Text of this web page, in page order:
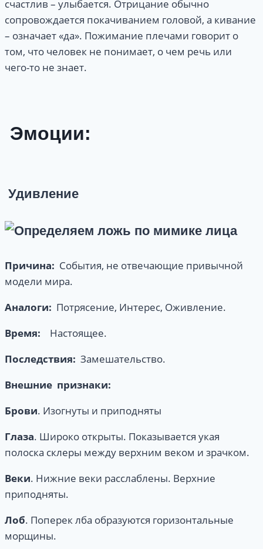
счастлив – улыбается. Отрицание обычно
сопровождается покачиванием головой, а кивание
– означает «да». Пожимание плечами говорит о
том, что человек не понимает, о чем речь или
чего-то не знает.
Эмоции:
Удивление
Причина: События, не отвечающие привычной
модели мира.
Аналоги: Потрясение, Интерес, Оживление.
Время: Настоящее.
Последствия: Замешательство.
Внешние признаки:
Брови. Изогнуты и приподняты
Глаза. Широко открыты. Показывается укая
полоска склеры между верхним веком и зрачком.
Веки. Нижние веки расслаблены. Верхние
приподняты.
Лоб. Поперек лба образуются горизонтальные
морщины.